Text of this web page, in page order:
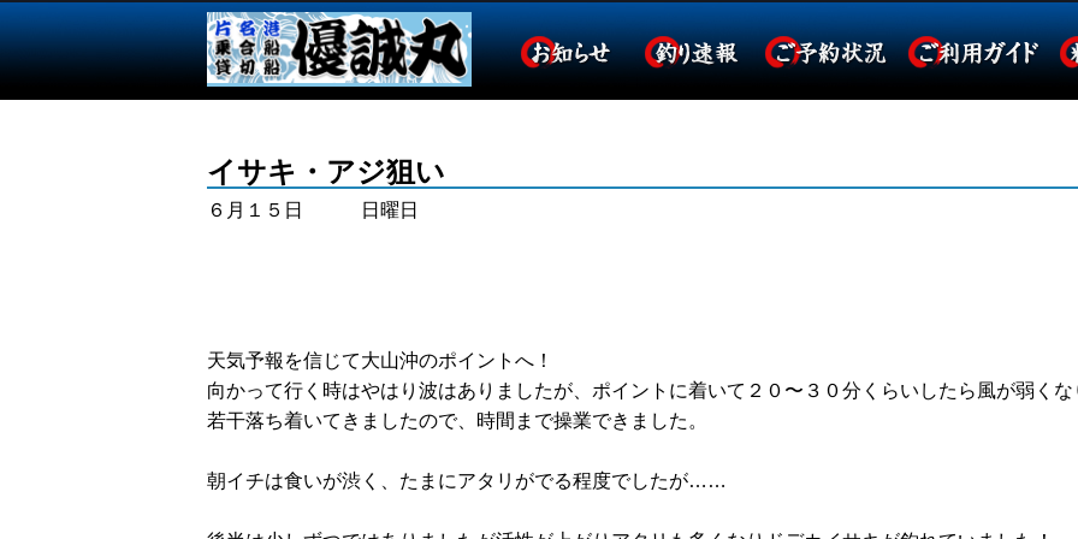
イサキ・アジ狙い
６月１５日 日曜日
天気予報を信じて大山沖のポイントへ！
向かって行く時はやはり波はありましたが、ポイントに着いて２０〜３０分くらいしたら風が弱くな
若干落ち着いてきましたので、時間まで操業できました。
朝イチは食いが渋く、たまにアタリがでる程度でしたが……